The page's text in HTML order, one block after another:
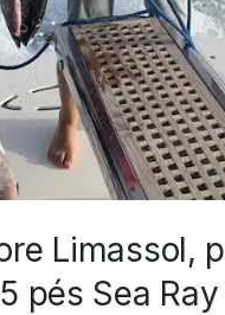
Limassol,
pés Sea